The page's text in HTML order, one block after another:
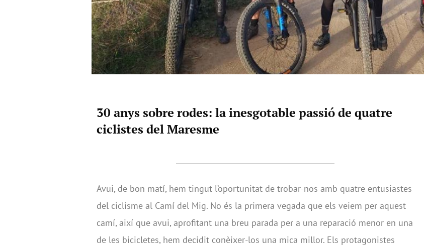
30 anys sobre rodes: la inesgotable passió de quatre
ciclistes del Maresme
Avui, de bon matí, hem tingut l’oportunitat de trobar-nos amb quatre entusiastes
del ciclisme al Camí del Mig. No és la primera vegada que els veiem per aquest
camí, així que avui, aprofitant una breu parada per a una reparació menor en una
de les bicicletes, hem decidit conèixer-los una mica millor. Els protagonistes